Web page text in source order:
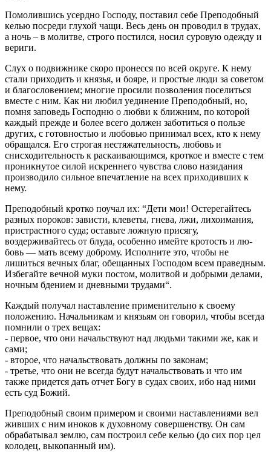
Помолившись усердно Господу, поставил себе Преподобный
келью посреди глухой чащи. Весь день он проводил в трудах,
а ночь – в молитве, строго постился, носил суровую одежду и
вериги.
Слух о подвижнике скоро пронесся по всей округе. К нему
стали приходить и князья, и бояре, и простые люди за советом
и благословением; многие просили позволения поселиться
вместе с ним. Как ни любил уединение Преподобный, но,
помня заповедь Господню о любви к ближним, по которой
каждый прежде и 6олее всего должен заботиться о пользе
других, с готовностью и любовью принимал всех, кто к нему
обращался. Его строгая нестяжательность, любовь и
снисходительность к раскаивающимся, кроткое и вместе с тем
проникнутое силой искреннего чувства слово назидания
производило сильное впечатление на всех приходивших к
нему.
Преподобный кротко поучал их: “Дети мои! Остерегайтесь
разных пороков: зависти, клеветы, гнева, лжи, лихоимания,
пристрастного суда; оставьте ложную присягу,
воздерживайтесь от блуда, особенно имейте кротость и лю­
бовь — мать всему доброму. Исполните это, чтобы не
лишиться вечных благ, обещанных Господом всем праведным.
Избегайте вечной муки постом, молитвой и добрыми делами,
ночным бдением и дневными трудами“.
Каждый получал наставление применительно к своему
положению. Начальникам и князьям он говорил, чтобы всегда
помнили о трех вещах:
- первое, что они начальствуют над людьми такими же, как и
сами;
- второе, что начальствовать должны по законам;
- третье, что они не всегда будут начальствовать и что им
также придется дать отчет Богу в судах своих, ибо над ними
есть суд Божий.
Преподобный своим примером и своими наставлениями вел
живших с ним иноков к духовному совершенству. Он сам
обрабатывал землю, сам построил себе келью (до сих пор цел
колодец, выкопанный им).